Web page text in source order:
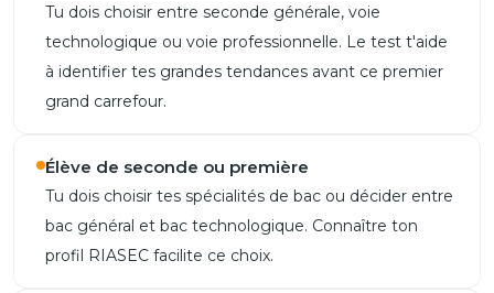
Tu dois choisir entre seconde générale, voie
technologique ou voie professionnelle. Le test t'aide
à identifier tes grandes tendances avant ce premier
grand carrefour.
Élève de seconde ou première
Tu dois choisir tes spécialités de bac ou décider entre
bac général et bac technologique. Connaître ton
profil RIASEC facilite ce choix.